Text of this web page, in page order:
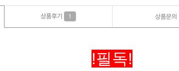
상품후기 1 상품문의
!필독!